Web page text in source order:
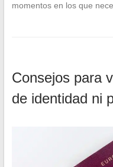
momentos en los que
Consejos para
de identidad ni